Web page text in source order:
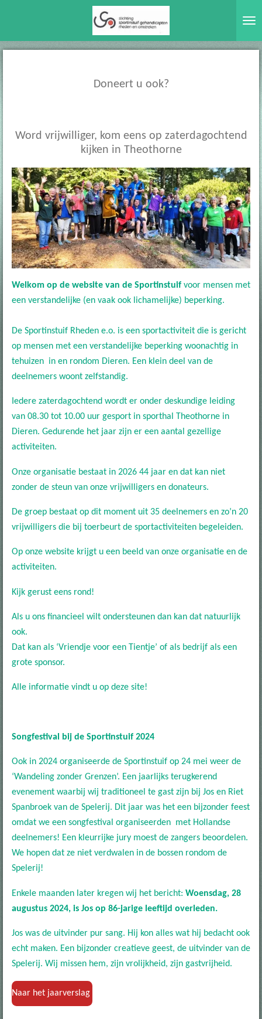
naar
Doneert u ook?
Word vrijwilliger, kom eens op zaterdagochtend
kijken in Theothorne
Welkom op de website van de Sportinstuif voor mensen met
een verstandelijke (en vaak ook lichamelijke) beperking.
De Sportinstuif Rheden e.o. is een sportactiviteit die is gericht
op mensen met een verstandelijke beperking woonachtig in
tehuizen in en rondom Dieren. Een klein deel van de
deelnemers woont zelfstandig.
Iedere zaterdagochtend wordt er onder deskundige leiding
van 08.30 tot 10.00 uur gesport in sporthal Theothorne in
Dieren. Gedurende het jaar zijn er een aantal gezellige
activiteiten.
Onze organisatie bestaat in 2026 44 jaar en dat kan niet
zonder de steun van onze vrijwilligers en donateurs.
De groep bestaat op dit moment uit 35 deelnemers en zo’n 20
vrijwilligers die bij toerbeurt de sportactiviteiten begeleiden.
Op onze website krijgt u een beeld van onze organisatie en de
activiteiten.
Kijk gerust eens rond!
Als u ons financieel wilt ondersteunen dan kan dat natuurlijk
ook.
Dat kan als ‘Vriendje voor een Tientje’ of als bedrijf als een
grote sponsor.
Alle informatie vindt u op deze site!
Songfestival bij de Sportinstuif 2024
Ook in 2024 organiseerde de Sportinstuif op 24 mei weer de
‘Wandeling zonder Grenzen’. Een jaarlijks terugkerend
evenement waarbij wij traditioneel te gast zijn bij Jos en Riet
Spanbroek van de Spelerij. Dit jaar was het een bijzonder feest
omdat we een songfestival organiseerden met Hollandse
deelnemers! Een kleurrijke jury moest de zangers beoordelen.
We hopen dat ze niet verdwalen in de bossen rondom de
Spelerij!
Enkele maanden later kregen wij het bericht: Woensdag, 28
augustus 2024, is Jos op 86-jarige leeftijd overleden.
Jos was de uitvinder pur sang. Hij kon alles wat hij bedacht ook
echt maken. Een bijzonder creatieve geest, de uitvinder van de
Spelerij. Wij missen hem, zijn vrolijkheid, zijn gastvrijheid.
Naar het jaarverslag